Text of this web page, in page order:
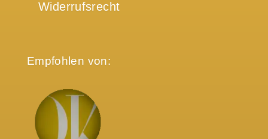
Widerrufsrecht
Empfohlen von: